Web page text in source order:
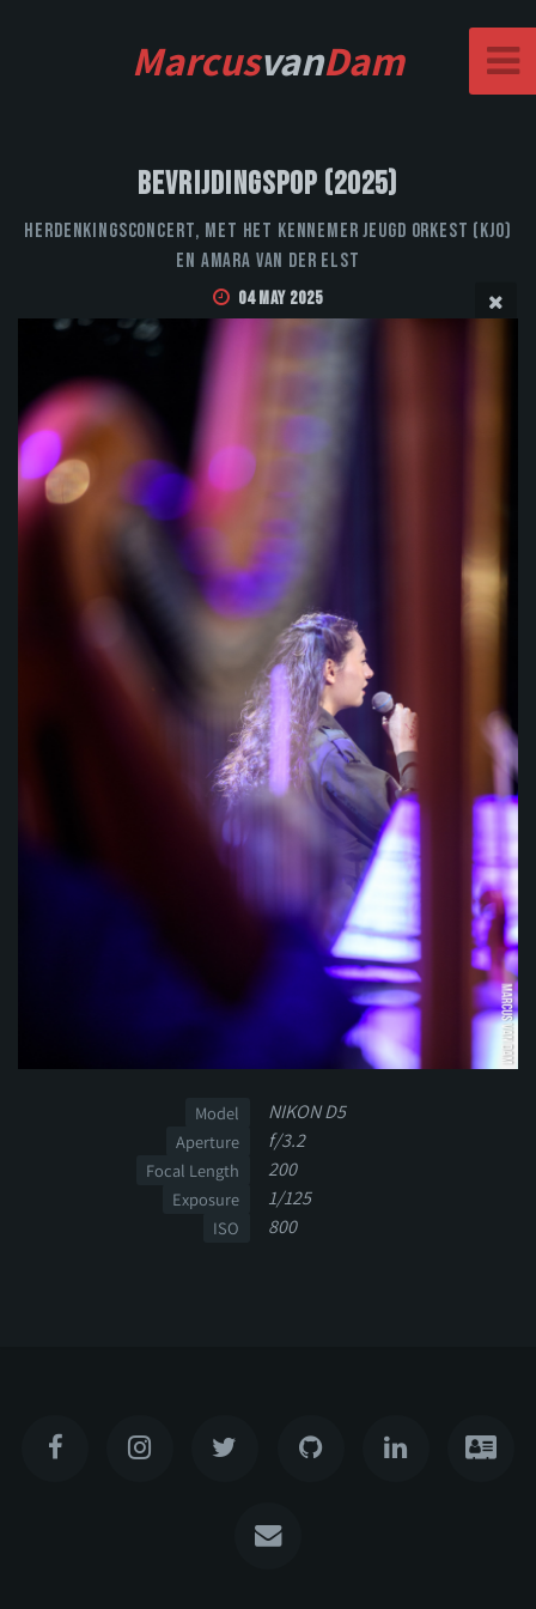
MarcusvanDam
Bevrijdingspop (2025)
Herdenkingsconcert, met het Kennemer Jeugd Orkest (KJO)
en Amara van der Elst
04 May 2025
Model NIKON D5
Aperture f/3.2
Focal Length 200
Exposure 1/125
ISO 800